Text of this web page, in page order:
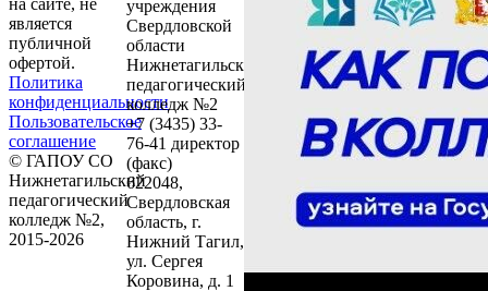
является
публичной
офертой.
Политика
конфиденциальности
Пользовательское
соглашение
© ГАПОУ СО
Нижнетагильский
педагогический
колледж №2,
2015-2026
учреждения
Свердловской
области
Нижнетагильский
педагогический
колледж №2
+7 (3435) 33-
76-41 директор
(факс)
622048,
Свердловская
область, г.
Нижний Тагил,
ул. Сергея
Коровина, д. 1